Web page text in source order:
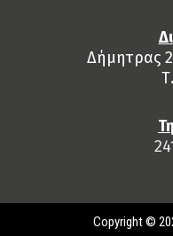
Δήμητρας
Copyright ©